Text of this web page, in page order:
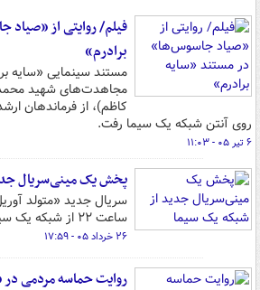
فیلم/ روایتی از
برادرم»
مستند سینمایی «سایه
مجاهدت‌های شهید
کاظم)، از فرماندهان
روی آنتن شبکه یک سیما رفت.
۶ تیر ۰۵ - ۱۱:۰۳
پخش یک مینی‌سریال
سریال جدید «متولد
ساعت ۲۲ از شبکه یک سیما روی آنتن می‌رود.
۲۶ خرداد ۰۵ - ۱۷:۵۹